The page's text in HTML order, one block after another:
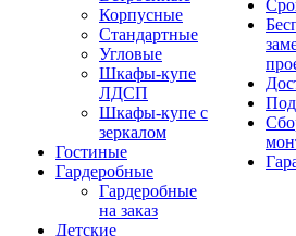
Корпусные
Стандартные
Угловые
Шкафы-купе
ЛДСП
Шкафы-купе с
зеркалом
Гостиные
Гардеробные
Гардеробные
на заказ
Детские